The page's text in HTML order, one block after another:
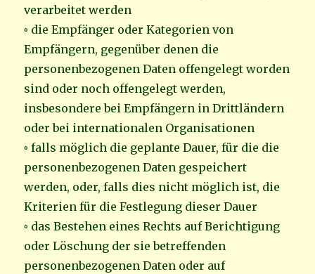
verarbeitet werden
◦ die Empfänger oder Kategorien von
Empfängern, gegenüber denen die
personenbezogenen Daten offengelegt worden
sind oder noch offengelegt werden,
insbesondere bei Empfängern in Drittländern
oder bei internationalen Organisationen
◦ falls möglich die geplante Dauer, für die die
personenbezogenen Daten gespeichert
werden, oder, falls dies nicht möglich ist, die
Kriterien für die Festlegung dieser Dauer
◦ das Bestehen eines Rechts auf Berichtigung
oder Löschung der sie betreffenden
personenbezogenen Daten oder auf